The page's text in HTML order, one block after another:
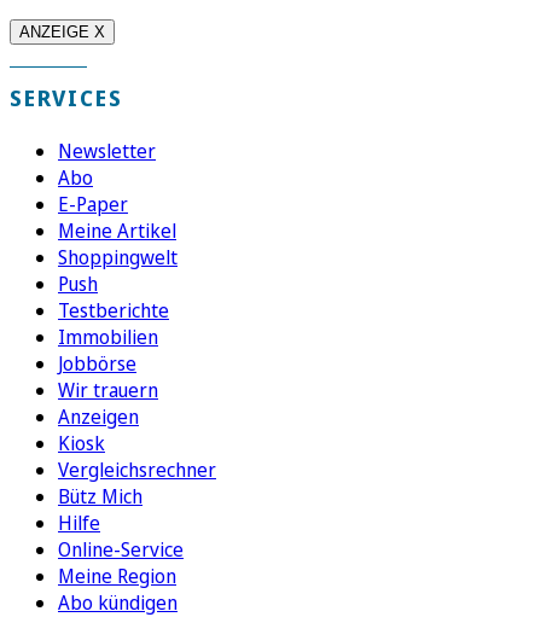
ANZEIGE X
SERVICES
Newsletter
Abo
E-Paper
Meine Artikel
Shoppingwelt
Push
Testberichte
Immobilien
Jobbörse
Wir trauern
Anzeigen
Kiosk
Vergleichsrechner
Bütz Mich
Hilfe
Online-Service
Meine Region
Abo kündigen